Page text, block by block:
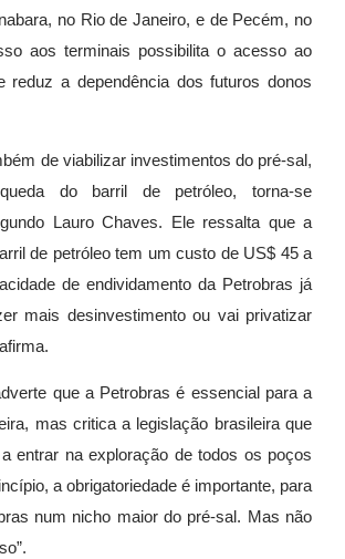
no Rio de Janeiro, e de Pecém, no
aos terminais possibilita o acesso ao
reduz a dependência dos futuros donos
de viabilizar investimentos do pré-sal,
do barril de petróleo, torna-se
Lauro Chaves. Ele ressalta que a
de petróleo tem um custo de US$ 45 a
de endividamento da Petrobras já
mais desinvestimento ou vai privatizar
que a Petrobras é essencial para a
mas critica a legislação brasileira que
entrar na exploração de todos os poços
a obrigatoriedade é importante, para
num nicho maior do pré-sal. Mas não